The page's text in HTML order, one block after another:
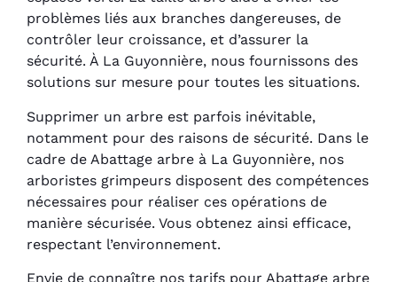
problèmes liés aux branches dangereuses, de
contrôler leur croissance, et d’assurer la
sécurité. À La Guyonnière, nous fournissons des
solutions sur mesure pour toutes les situations.
Supprimer un arbre est parfois inévitable,
notamment pour des raisons de sécurité. Dans le
cadre de Abattage arbre à La Guyonnière, nos
arboristes grimpeurs disposent des compétences
nécessaires pour réaliser ces opérations de
manière sécurisée. Vous obtenez ainsi efficace,
respectant l’environnement.
Envie de connaître nos tarifs pour Abattage arbre